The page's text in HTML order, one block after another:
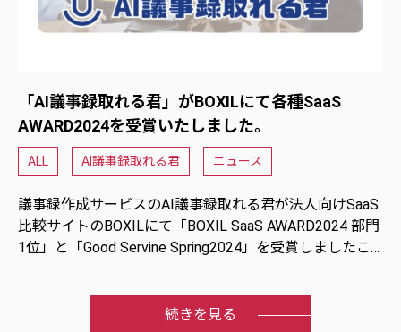
「AI議事録取れる君」がBOXILにて各種SaaS
AWARD2024を受賞いたしました。
ALL AI議事録取れる君 ニュース
議事録作成サービスのAI議事録取れる君が法人向けSaaS
比較サイトのBOXILにて「BOXIL SaaS AWARD2024 部門
1位」と「Good Servine Spring2024」を受賞しましたこ
続きを見る